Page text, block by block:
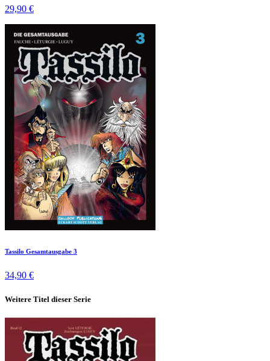
29,90 €
Tassilo Gesamtausgabe 3
34,90 €
Weitere Titel dieser Serie